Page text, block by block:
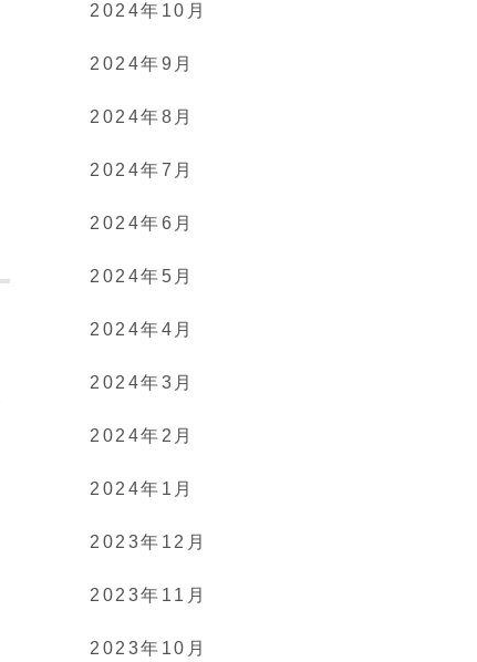
2024年10月
2024年9月
2024年8月
2024年7月
2024年6月
2024年5月
2024年4月
2024年3月
2024年2月
2024年1月
2023年12月
2023年11月
2023年10月